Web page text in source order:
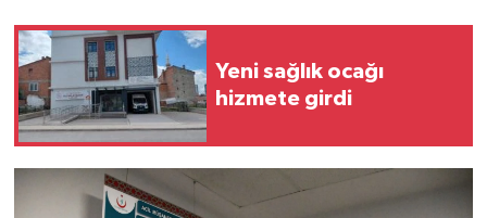
Yeni sağlık ocağı
hizmete girdi